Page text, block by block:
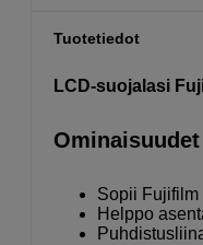
Tuotetiedot
LCD-suojalasi
Ominaisuudet
Sopii Fujifilm
Helppo